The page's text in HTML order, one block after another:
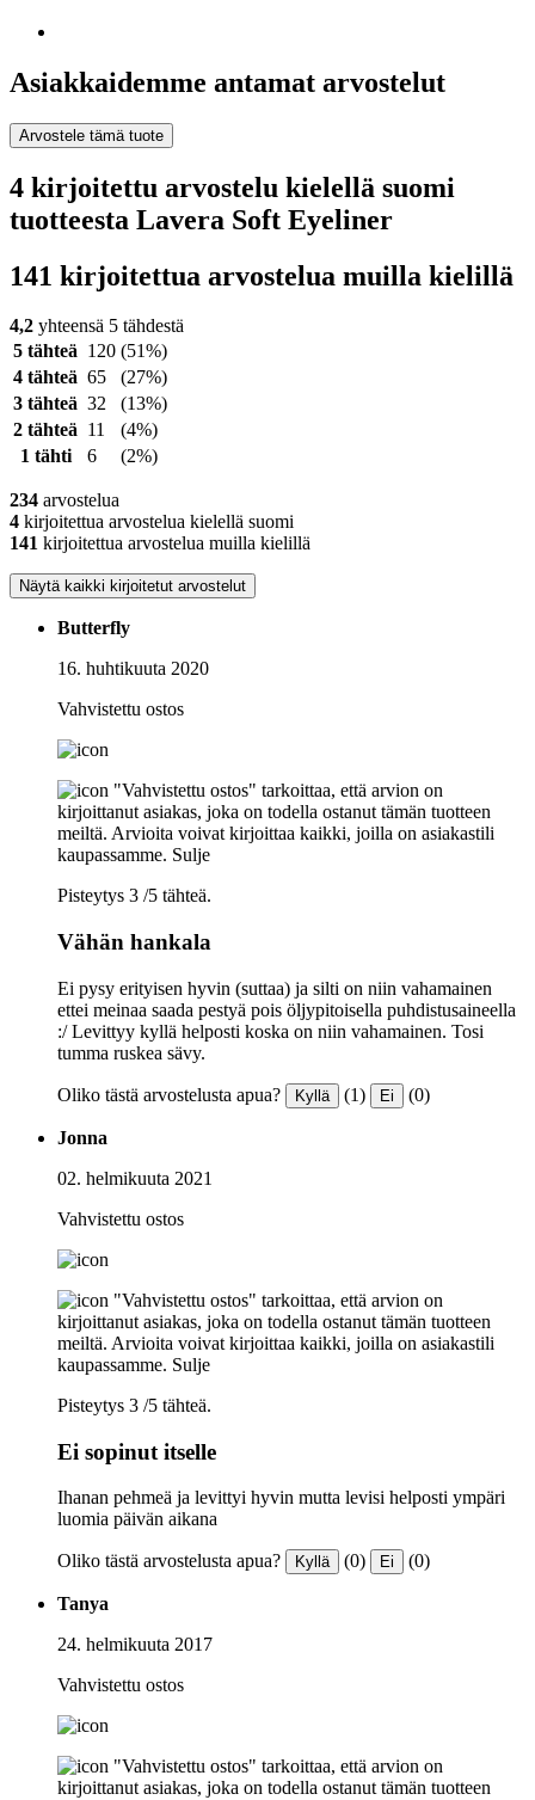
Asiakkaidemme antamat arvostelut
Arvostele tämä tuote
4 kirjoitettu arvostelu kielellä suomi
tuotteesta Lavera Soft Eyeliner
141 kirjoitettua arvostelua muilla kielillä
4,2 yhteensä 5 tähdestä
5 tähteä 120 (51%)
4 tähteä 65
(27%)
3 tähteä 32
(13%)
2 tähteä 11
(4%)
1 tähti
6 (2%)
234 arvostelua
4 kirjoitettua arvostelua kielellä suomi
141 kirjoitettua arvostelua muilla kielillä
Näytä kaikki kirjoitetut arvostelut
Butterfly
16. huhtikuuta 2020
Vahvistettu ostos
"Vahvistettu ostos" tarkoittaa, että arvion on
kirjoittanut asiakas, joka on todella ostanut tämän tuotteen
meiltä. Arvioita voivat kirjoittaa kaikki, joilla on asiakastili
kaupassamme. Sulje
Pisteytys 3 /5 tähteä.
Vähän hankala
Ei pysy erityisen hyvin (suttaa) ja silti on niin vahamainen
ettei meinaa saada pestyä pois öljypitoisella puhdistusaineella
:/ Levittyy kyllä helposti koska on niin vahamainen. Tosi
tumma ruskea sävy.
Oliko tästä arvostelusta apua? Kyllä (1) Ei (0)
Jonna
02. helmikuuta 2021
Vahvistettu ostos
"Vahvistettu ostos" tarkoittaa, että arvion on
kirjoittanut asiakas, joka on todella ostanut tämän tuotteen
meiltä. Arvioita voivat kirjoittaa kaikki, joilla on asiakastili
kaupassamme. Sulje
Pisteytys 3 /5 tähteä.
Ei sopinut itselle
Ihanan pehmeä ja levittyi hyvin mutta levisi helposti ympäri
luomia päivän aikana
Oliko tästä arvostelusta apua? Kyllä (0) Ei (0)
Tanya
24. helmikuuta 2017
Vahvistettu ostos
"Vahvistettu ostos" tarkoittaa, että arvion on
kirjoittanut asiakas, joka on todella ostanut tämän tuotteen